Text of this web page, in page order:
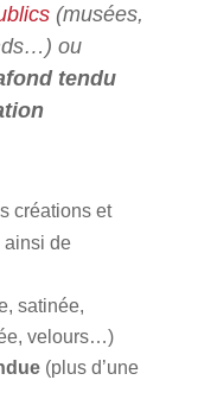
(musées,
ou
tendu
créations et
ainsi de
satinée,
velours…)
(plus d’une